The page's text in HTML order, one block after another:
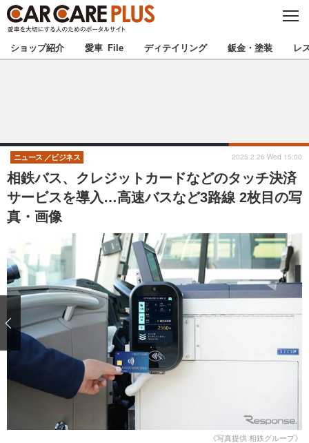
C
S
E
★カーケアプラス認定★ 厳選プロショップを地域から探す
甲信越 北陸
東海 関西
中国
九州 沖縄
注目の記事
ショップレポート 愛車 File
ストップ！不具合修理＆粗悪修理
鈑金・塗装
ディテイリング
ディテイリング
ヘッドライト磨き
フィルム・ラッピング
鈑金・塗装
小キズ直し
ストップ 不具合修理＆粗悪修理
ショップ紹介
ショップレポート プロショップ検索
レストア
ショップ紹介 愛車 File ディテイリング 鈑金・塗装 レ
相鉄バス、クレジットカードなどのタッチ決済
サービスを導入…高速バスなど3路線 2枚目の写
真・画像
ニュース ビジネス 2025.2.26 Wed 15:00
《写真提供 相鉄グループ》